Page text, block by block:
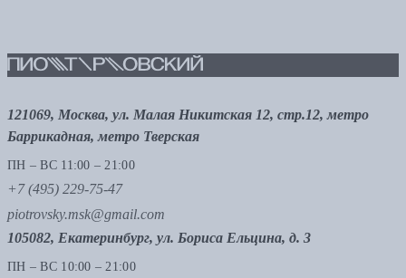
121069, Москва, ул. Малая Никитская 12, стр.12, метро
Баррикадная, метро Тверская
ПН – ВС 11:00 – 21:00
+7 (495) 229-75-47
piotrovsky.msk@gmail.com
105082, Екатеринбург, ул. Бориса Ельцина, д. 3
ПН – ВС 10:00 – 21:00